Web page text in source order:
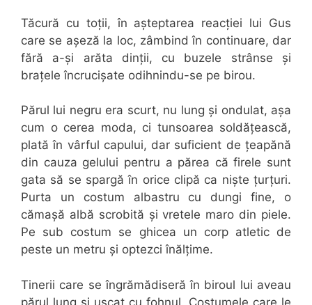
Tăcură cu toții, în așteptarea reacției lui Gus
care se așeză la loc, zâmbind în continuare, dar
fără a-și arăta dinții, cu buzele strânse și
brațele încrucișate odihnindu-se pe birou.
Părul lui negru era scurt, nu lung și ondulat, așa
cum o cerea moda, ci tunsoarea soldățească,
plată în vârful capului, dar suficient de țeapănă
din cauza gelului pentru a părea că firele sunt
gata să se spargă în orice clipă ca niște țurțuri.
Purta un costum albastru cu dungi fine, o
cămașă albă scrobită și vretele maro din piele.
Pe sub costum se ghicea un corp atletic de
peste un metru și optezci înălțime.
Tinerii care se îngrămădiseră în biroul lui aveau
părul lung si uscat cu fohnul. Costumele care le